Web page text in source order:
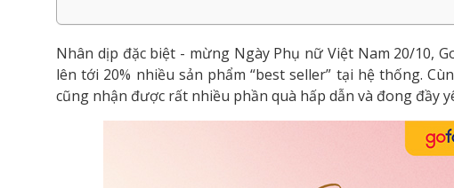
Nhân dịp đặc biệt - mừng Ngày Phụ nữ Việt Nam 20/10,
lên tới 20% nhiều sản phẩm “best seller” tại hệ thống.
cũng nhận được rất nhiều phần quà hấp dẫn và đong đầy